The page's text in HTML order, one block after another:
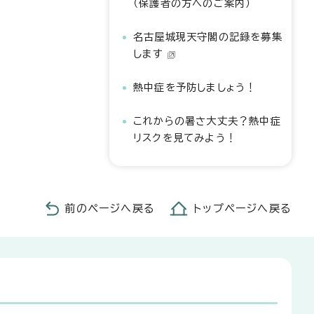
（保護者の方へのご案内）
名古屋城現天守閣の記録を募集
します
熱中症を予防しましょう！
これからの暑さ大丈夫？熱中症
リスクを見てみよう！
前のページへ戻る トップページへ戻る